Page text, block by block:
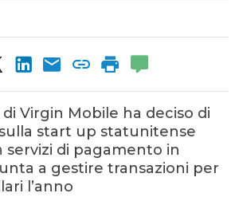
Virgin Mobile ha deciso di
start up statunitense
servizi di pagamento in
a gestire transazioni per
l’anno